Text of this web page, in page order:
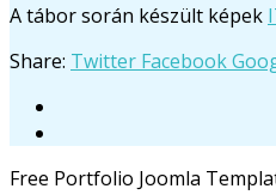
A tábor során készült képek
Share: Twitter Facebook
Free Portfolio Joomla